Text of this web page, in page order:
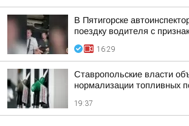
В Пятигорске
поездку водителя с
16:29
Ставропольские власти
нормализации топливных
19:37